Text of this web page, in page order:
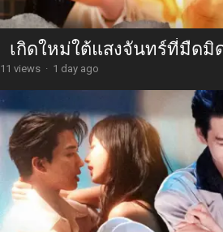
เกิดใหม่ใต้แสงจันทร์ที่มืดมิ
11 views · 1 day ago